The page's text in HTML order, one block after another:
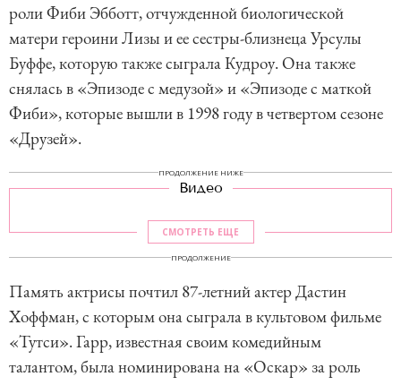
роли Фиби Эбботт, отчужденной биологической
матери героини Лизы и ее сестры-близнеца Урсулы
Буффе, которую также сыграла Кудроу. Она также
снялась в «Эпизоде с медузой» и «Эпизоде с маткой
Фиби», которые вышли в 1998 году в четвертом сезоне
«Друзей».
ПРОДОЛЖЕНИЕ НИЖЕ
Видео
СМОТРЕТЬ ЕЩЕ
ПРОДОЛЖЕНИЕ
Память актрисы почтил 87-летний актер Дастин
Хоффман, с которым она сыграла в культовом фильме
«Тутси». Гарр, известная своим комедийным
талантом, была номинирована на «Оскар» за роль